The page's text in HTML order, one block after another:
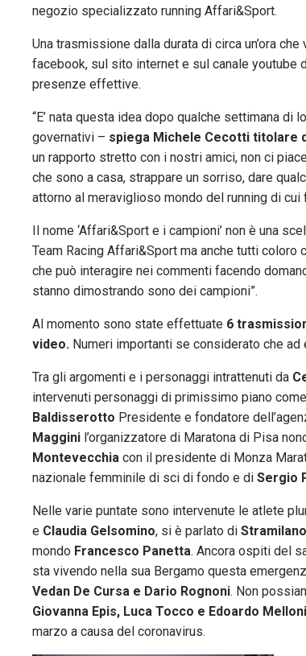
negozio specializzato running Affari&Sport.
Una trasmissione dalla durata di circa un’ora che
facebook, sul sito internet e sul canale
presenze effettive.
“E’ nata questa idea dopo qualche settimana
governativi – spiega Michele Cecotti titolare
un rapporto stretto con i nostri amici, non ci
che sono a casa, strappare un sorriso, dare
attorno al meraviglioso mondo del running di cui
Il nome ‘Affari&Sport e i campioni’ non è una
Team Racing Affari&Sport ma anche tutti
che può interagire nei commenti facendo
stanno dimostrando sono dei campioni”.
Al momento sono state effettuate 6
video. Numeri importanti se considerato che
Tra gli argomenti e i personaggi intrattenuti da
intervenuti personaggi di primissimo piano come
Baldisserotto Presidente e fondatore
Maggini l’organizzatore di Maratona di Pisa
Montevecchia con il presidente di Monza
nazionale femminile di sci di fondo e di Sergio
Nelle varie puntate sono intervenute le atlete
e Claudia Gelsomino, si è parlato di
mondo Francesco Panetta. Ancora ospiti del
sta vivendo nella sua Bergamo questa
Vedan De Cursa e Dario Rognoni. Non
Giovanna Epis, Luca Tocco e Edoardo Melloni
marzo a causa del coronavirus.